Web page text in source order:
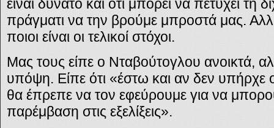
είναι δυνατό και ότι μπορεί να πετύχει τη
πράγματι να την βρούμε μπροστά μας.
ποιοι είναι οι τελικοί στόχοι.
Μας τους είπε ο Νταβούτογλου ανοικτά,
υπόψη. Είπε ότι «έστω και αν δεν υπήρχε
θα έπρεπε να τον εφεύρουμε για να
παρέμβαση στις εξελίξεις».